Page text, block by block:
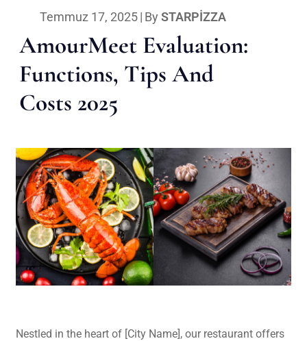
Temmuz 17, 2025| By STARPIZZA
AmourMeet Evaluation:
Functions, Tips And
Costs 2025
Nestled in the heart of [City Name], our restaurant offers